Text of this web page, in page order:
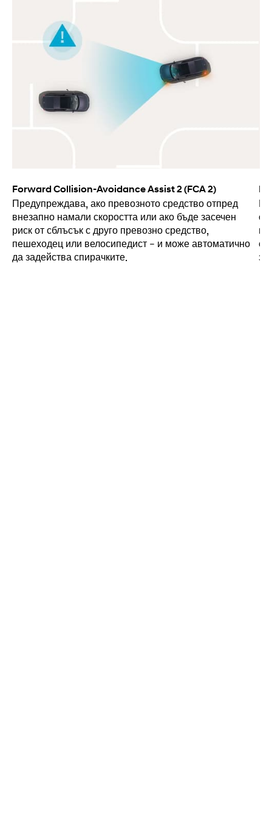
Forward Collision-Avoidance Assist 2 (FCA 2)
Предупреждава, ако превозното средство отпред
внезапно намали скоростта или ако бъде засечен
риск от сблъсък с друго превозно средство,
пешеходец или велосипедист – и може автоматично
да задейства спирачките.